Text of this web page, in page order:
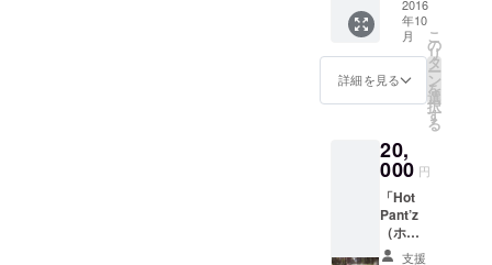
ト」お
届けい
たしま
す。
(\10500
にし、
オリジ
ナルギ
フト
パッ
ケージ
でプレ
ト！ ①
＋新曲
音源
データ
をCDに
し、盤
面には
2016
年10
月
詳細を見る
こ
の
リ
タ
ー
ン
を
選
択
す
る
20,
000 円
「Hot
Pant’z
（ホッ
トパン
支援